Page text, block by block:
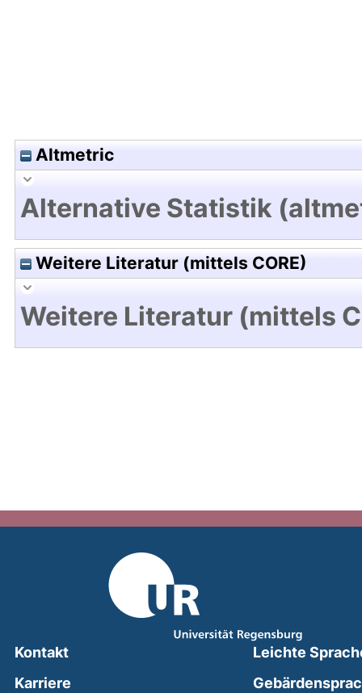
Altmetric
Alternative Statistik
Weitere Literatur (mittels CORE)
Weitere Literatur (mittels
Kontakt
Karriere
Leichte